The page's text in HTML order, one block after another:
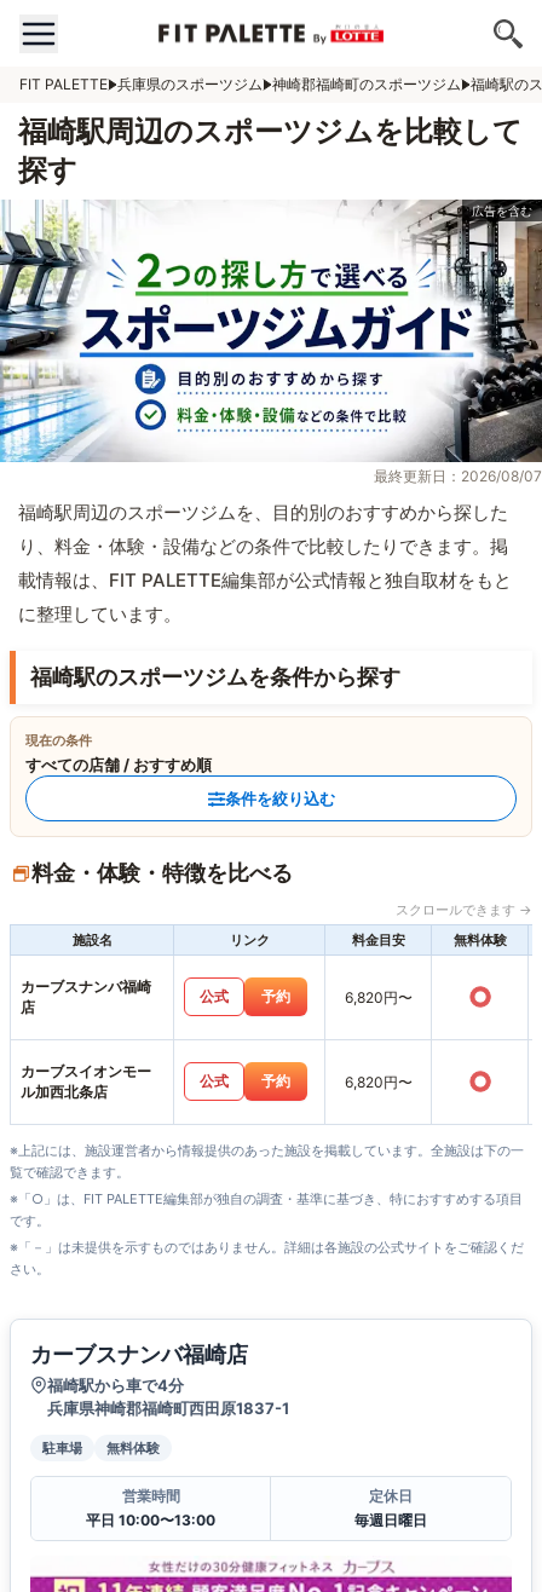
FIT PALETTE 兵庫県のスポーツジム 神崎郡福崎町のスポーツジム 福崎駅の
福崎駅周辺のスポーツジムを比較して
探す
最終更新日：2026/08/07
福崎駅周辺のスポーツジムを、目的別のおすすめから探した
り、料金・体験・設備などの条件で比較したりできます。掲
載情報は、FIT PALETTE編集部が公式情報と独自取材をもと
に整理しています。
福崎駅のスポーツジムを条件から探す
現在の条件
すべての店舗 / おすすめ順
条件を絞り込む
料金・体験・特徴を比べる
スクロールできます →
施設名
リンク 料金目安 無料体験
カーブスナンバ福崎
店
公式 予約 6,820円〜 ○
カーブスイオンモー
ル加西北条店
公式 予約 6,820円〜 ○
※上記には、施設運営者から情報提供のあった施設を掲載しています。全施設は下の一
覧で確認できます。
※「○」は、FIT PALETTE編集部が独自の調査・基準に基づき、特におすすめする項目
です。
※「－」は未提供を示すものではありません。詳細は各施設の公式サイトをご確認くだ
さい。
カーブスナンバ福崎店
福崎駅から車で4分
兵庫県神崎郡福崎町西田原1837-1
駐車場 無料体験
営業時間
平日 10:00〜13:00
定休日
毎週日曜日